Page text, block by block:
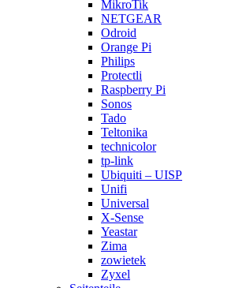
MikroTik
NETGEAR
Odroid
Orange Pi
Philips
Protectli
Raspberry Pi
Sonos
Tado
Teltonika
technicolor
tp-link
Ubiquiti – UISP
Unifi
Universal
X-Sense
Yeastar
Zima
zowietek
Zyxel